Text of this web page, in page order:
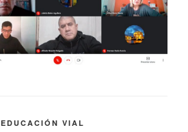
EDUCACIÓN VIAL